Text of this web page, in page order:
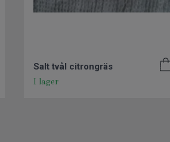
Salt tvål citrongräs
I lager